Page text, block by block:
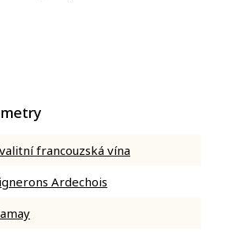
francouzská vína
Ardechois